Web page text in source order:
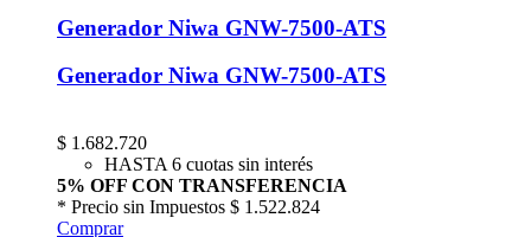
Generador Niwa GNW-7500-ATS
Generador Niwa GNW-7500-ATS
$ 1.682.720
HASTA 6 cuotas sin interés
5% OFF CON TRANSFERENCIA
* Precio sin Impuestos $ 1.522.824
Comprar